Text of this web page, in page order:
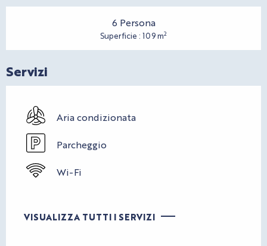
6 Persona
Superficie : 109 m2
Servizi
Aria condizionata
Parcheggio
Wi-Fi
VISUALIZZA TUTTI I SERVIZI